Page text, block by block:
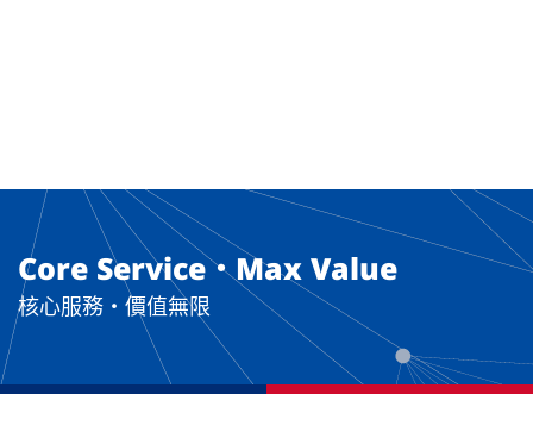
Core Service・Max Value
核心服務・價值無限